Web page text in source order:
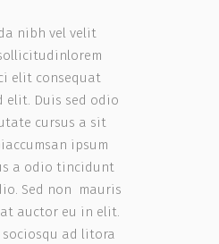
nibh vel velit
elit consequat
elit. Duis sed odio
cursus a sit
ipsum
a odio tincidunt
Sed non mauris
auctor eu in elit.
ad litora